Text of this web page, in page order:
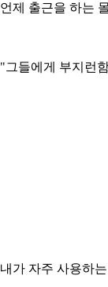
언제 출근을 하는
"그들에게 부지런
내가 자주 사용하